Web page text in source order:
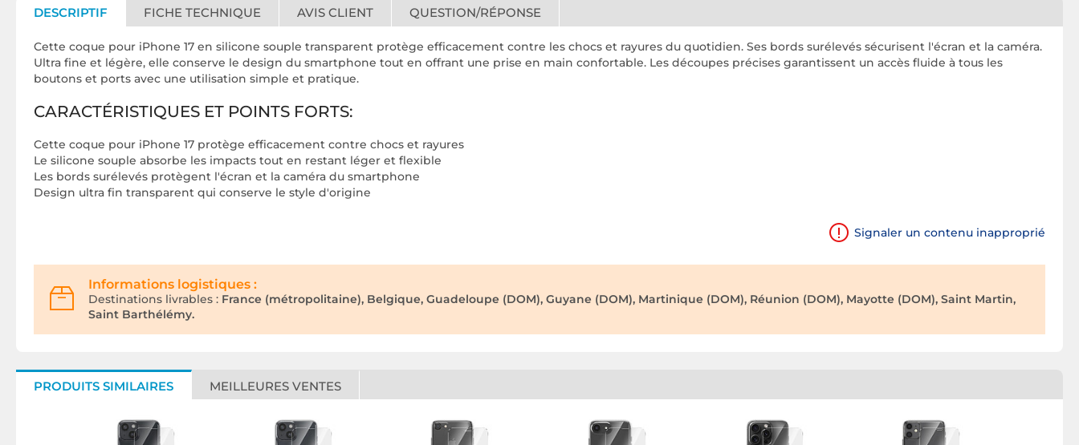
DESCRIPTIF FICHE TECHNIQUE AVIS CLIENT QUESTION/RÉPONSE
Cette coque pour iPhone 17 en silicone souple transparent protège efficacement contre les chocs et rayures du quotidien. Ses bords surélevés sécurisent l'écran et la caméra.
Ultra fine et légère, elle conserve le design du smartphone tout en offrant une prise en main confortable. Les découpes précises garantissent un accès fluide à tous les
boutons et ports avec une utilisation simple et pratique.
CARACTÉRISTIQUES ET POINTS FORTS:
Cette coque pour iPhone 17 protège efficacement contre chocs et rayures
Le silicone souple absorbe les impacts tout en restant léger et flexible
Les bords surélevés protègent l'écran et la caméra du smartphone
Design ultra fin transparent qui conserve le style d'origine
Signaler un contenu inapproprié
Informations logistiques :
Destinations livrables : France (métropolitaine), Belgique, Guadeloupe (DOM), Guyane (DOM), Martinique (DOM), Réunion (DOM), Mayotte (DOM), Saint Martin,
Saint Barthélémy.
PRODUITS SIMILAIRES MEILLEURES VENTES